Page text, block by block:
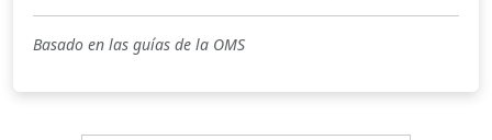
Basado en las guías de la OMS